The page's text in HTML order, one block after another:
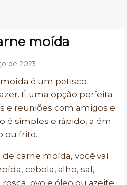
moída
de 2023
é um petisco
É uma opção perfeita
e reuniões com amigos e
é simples e rápido, além
ou frito.
de carne moída, você vai
cebola, alho, sal,
ovo e óleo ou azeite